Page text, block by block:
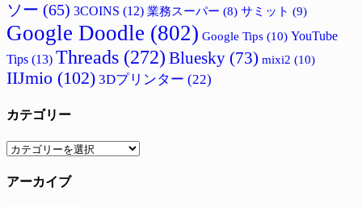
ソー (65) 3COINS (12) 業務スーパー (8) サミット (9)
Google Doodle (802) Google Tips (10) YouTube
Tips (13) Threads (272) Bluesky (73) mixi2 (10)
IIJmio (102) 3Dプリンター (22)
カテゴリー
カ
ゴ
アーカイブ